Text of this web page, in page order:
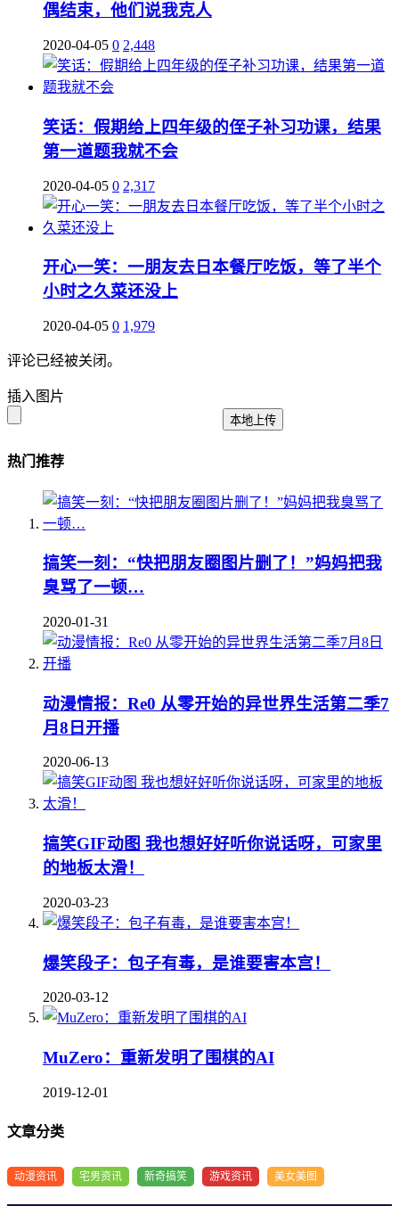
偶结束，他们说我克人
2020-04-05 0 2,448
笑话：假期给上四年级的侄子补习功课，结果
第一道题我就不会
2020-04-05 0 2,317
开心一笑：一朋友去日本餐厅吃饭，等了半个
小时之久菜还没上
2020-04-05 0 1,979
评论已经被关闭。
插入图片
本地上传
热门推荐
搞笑一刻：“快把朋友圈图片删了！”妈妈把我
臭骂了一顿…
2020-01-31
动漫情报：Re0 从零开始的异世界生活第二季7
月8日开播
2020-06-13
搞笑GIF动图 我也想好好听你说话呀，可家里
的地板太滑！
2020-03-23
爆笑段子：包子有毒，是谁要害本宫！
2020-03-12
MuZero：重新发明了围棋的AI
2019-12-01
文章分类
动漫资讯 宅男资讯 新奇搞笑 游戏资讯 美女美图